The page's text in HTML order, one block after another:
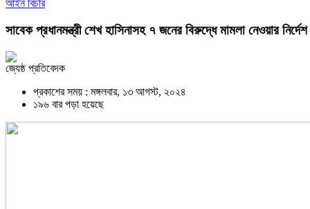
আইন বিচার
সাবেক প্রধানমন্ত্রী শেখ হাসিনাসহ ৭ জনের বিরুদ্ধে মামলা নেওয়ার নির্দেশ
জ্যেষ্ঠ প্রতিবেদক
প্রকাশের সময় : মঙ্গলবার, ১৩ আগস্ট, ২০২৪
১৯৬ বার পড়া হয়েছে